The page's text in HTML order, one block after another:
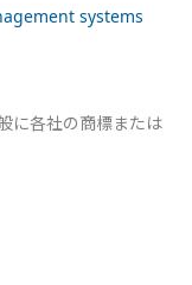
systems
に各社の商標または